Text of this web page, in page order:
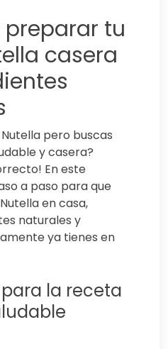
tu
casera
pero buscas
y casera?
En este
a paso para que
en casa,
naturales y
ya tienes en
la receta